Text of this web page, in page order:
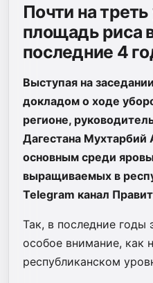
Почти на
площадь риса
последние 4
Выступая на
докладом о ходе
регионе,
Дагестана Мухтарбий
основным среди
выращиваемых в
Telegram канал
Так, в последние годы
особое внимание, как
республиканском